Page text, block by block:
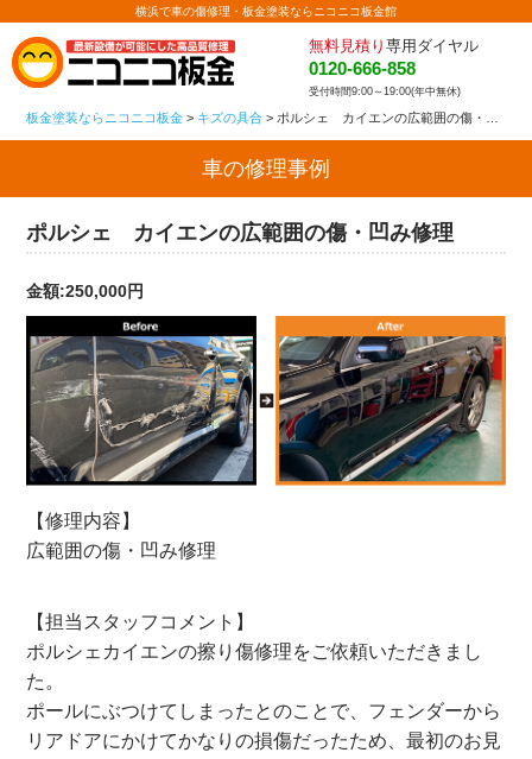
横浜で車の傷修理・板金塗装ならニコニコ板金館
無料見積り 専用ダイヤル
0120-666-858
受付時間9:00～19:00(年中無休)
板金塗装ならニコニコ板金 > キズの具合 > ポルシェ カイエンの広範囲の傷・凹み修理
車の修理事例
ポルシェ カイエンの広範囲の傷・凹み修理
金額:250,000円
【修理内容】
広範囲の傷・凹み修理
【担当スタッフコメント】
ポルシェカイエンの擦り傷修理をご依頼いただきまし
た。
ポールにぶつけてしまったとのことで、フェンダーから
リアドアにかけてかなりの損傷だったため、最初のお見